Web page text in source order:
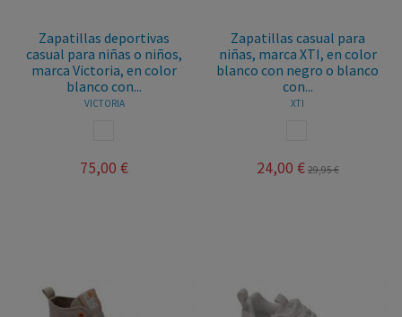
Zapatillas deportivas
casual para niñas o niños,
marca Victoria, en color
blanco con...
VICTORIA
75,00 €
Zapatillas casual para
niñas, marca XTI, en color
blanco con negro o blanco
con...
XTI
24,00 € 29,95 €